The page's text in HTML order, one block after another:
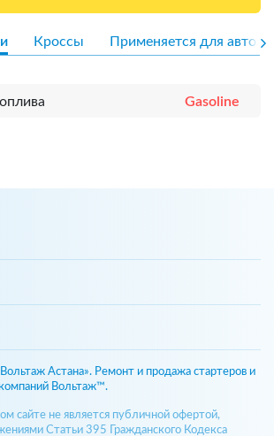
Кроссы Применяется для авто
Gasoline
Астана». Ремонт и продажа стартеров и
компаний Вольтаж™.
сайте не является публичной офертой,
Статьи 395 Гражданского Кодекса